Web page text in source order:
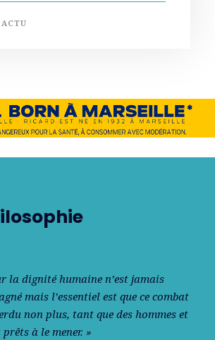
la dignité humaine n’est jamais
mais l’essentiel est que ce combat
non plus, tant que des hommes et
à le mener. »